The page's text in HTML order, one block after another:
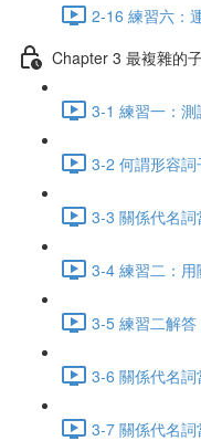
2-16 練習六：
Chapter 3 最複雜的
3-1 練習一：
3-2 何謂形容
3-3 關係代名
3-4 練習二：
3-5 練習二解
3-6 關係代名
3-7 關係代名